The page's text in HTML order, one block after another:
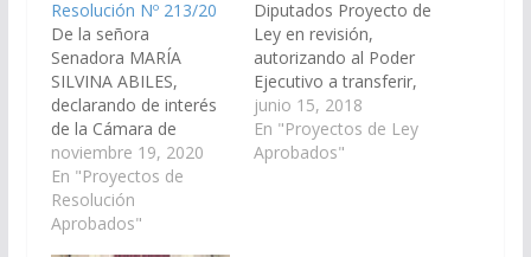
Resolución Nº 213/20
De la señora
Senadora MARÍA
SILVINA ABILES,
declarando de interés
de la Cámara de
Senadores los 35 años
de trayectoria de la
Cooperativa de
Provisión y Servicios
noviembre 19, 2020
En "Proyectos de
Resolución
Aprobados"
Diputados Proyecto de
Ley en revisión,
autorizando al Poder
Ejecutivo a transferir,
en carácter, de
donación a favor de la
Cooperativa de
junio 15, 2018
En "Proyectos de Ley
Aprobados"